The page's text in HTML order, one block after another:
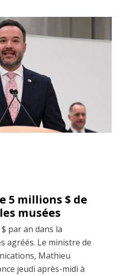
5 millions $ de
musées
par an dans la
agréés. Le ministre de
Mathieu
jeudi après-midi à